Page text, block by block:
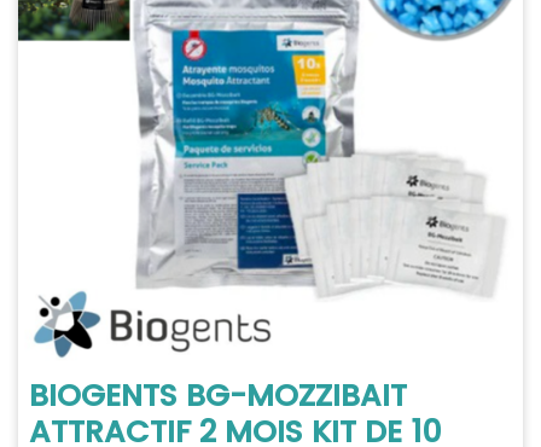
BIOGENTS BG-MOZZIBAIT
ATTRACTIF 2 MOIS KIT DE 10